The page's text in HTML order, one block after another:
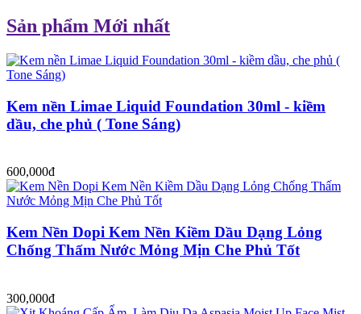
Sản phẩm Mới nhất
Kem nền Limae Liquid Foundation 30ml - kiềm
dầu, che phủ ( Tone Sáng)
600,000đ
Kem Nền Dopi Kem Nền Kiềm Dầu Dạng Lỏng
Chống Thấm Nước Mỏng Mịn Che Phủ Tốt
300,000đ